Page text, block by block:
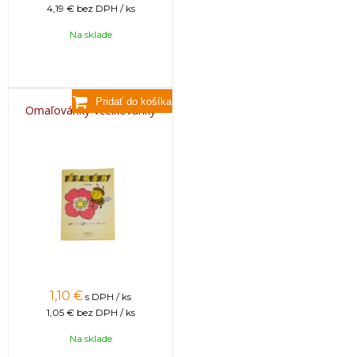
4,19 € bez DPH / ks
Na sklade
Omaľovánky Včelkovánky
1,10 € s DPH / ks
1,05 € bez DPH / ks
Na sklade